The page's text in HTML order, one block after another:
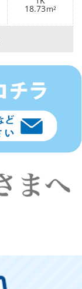
18.73m²